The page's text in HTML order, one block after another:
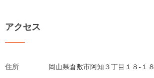
アクセス
住所 岡山県倉敷市阿知３丁目１８-１８